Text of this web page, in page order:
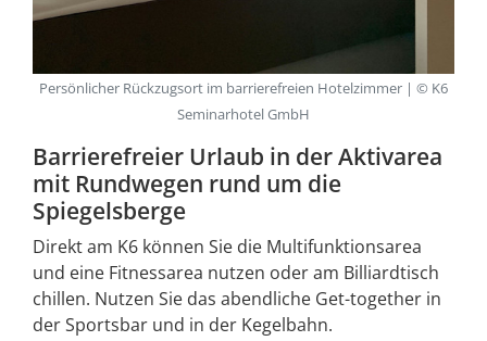
Barrierefreier Urlaub in der Aktivarea
mit Rundwegen rund um die
Spiegelsberge
Direkt am K6 können Sie die Multifunktionsarea
und eine Fitnessarea nutzen oder am Billiardtisch
chillen. Nutzen Sie das abendliche Get-together in
der Sportsbar und in der Kegelbahn.
Persönlicher Rückzugsort im barrierefreien Hotelzimmer | © K6
Seminarhotel GmbH